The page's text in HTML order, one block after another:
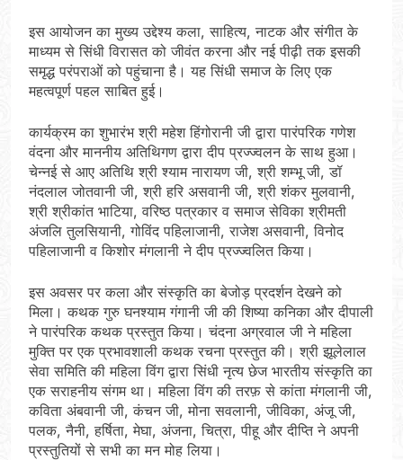
इस आयोजन का मुख्य उद्देश्य कला, साहित्य, नाटक और संगीत के
माध्यम से सिंधी विरासत को जीवंत करना और नई पीढ़ी तक इसकी
समृद्ध परंपराओं को पहुंचाना है। यह सिंधी समाज के लिए एक
महत्वपूर्ण पहल साबित हुई।
कार्यक्रम का शुभारंभ श्री महेश हिंगोरानी जी द्वारा पारंपरिक गणेश
वंदना और माननीय अतिथिगण द्वारा दीप प्रज्ज्वलन के साथ हुआ।
चेन्नई से आए अतिथि श्री श्याम नारायण जी, श्री शम्भू जी, डॉ
नंदलाल जोतवानी जी, श्री हरि असवानी जी, श्री शंकर मुलवानी,
श्री श्रीकांत भाटिया, वरिष्ठ पत्रकार व समाज सेविका श्रीमती
अंजलि तुलसियानी, गोविंद पहिलाजानी, राजेश असवानी, विनोद
पहिलाजानी व किशोर मंगलानी ने दीप प्रज्ज्वलित किया।
इस अवसर पर कला और संस्कृति का बेजोड़ प्रदर्शन देखने को
मिला। कथक गुरु घनश्याम गंगानी जी की शिष्या कनिका और दीपाली
ने पारंपरिक कथक प्रस्तुत किया। चंदना अग्रवाल जी ने महिला
मुक्ति पर एक प्रभावशाली कथक रचना प्रस्तुत की। श्री झूलेलाल
सेवा समिति की महिला विंग द्वारा सिंधी नृत्य छेज भारतीय संस्कृति का
एक सराहनीय संगम था। महिला विंग की तरफ़ से कांता मंगलानी जी,
कविता अंबवानी जी, कंचन जी, मोना सवलानी, जीविका, अंजू जी,
पलक, नैनी, हर्षिता, मेघा, अंजना, चित्रा, पीहू और दीप्ति ने अपनी
प्रस्तुतियों से सभी का मन मोह लिया।